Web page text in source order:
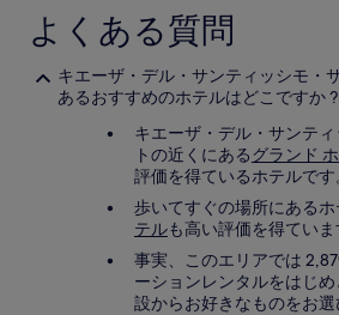
ま
す。
別
途、
よくある質問
キエーザ・デル・サンティッシモ・
あるおすすめのホテルはどこですか ?
キエーザ・デル・サンテ
トの近くにあるグランド
評価を得ているホテルです
歩いてすぐの場所にあるホ
テルも高い評価を得ていま
事実、このエリアでは
ーションレンタルをはじ
設からお好きなものをお選